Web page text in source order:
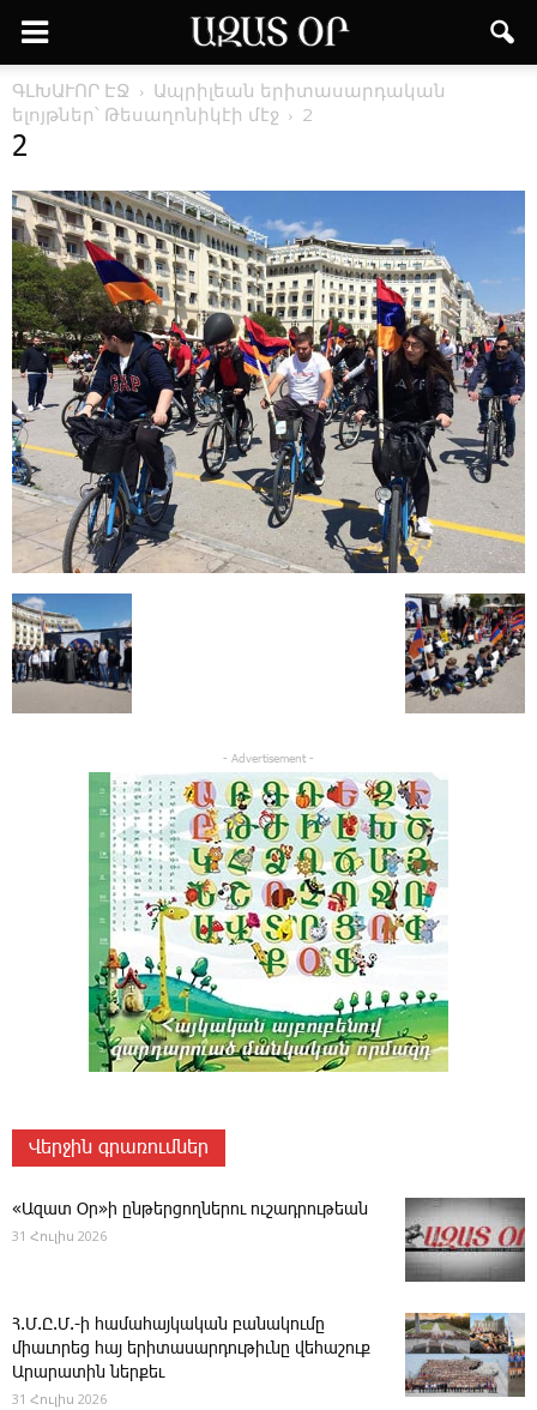
ԳԼԽԱՒՈՐ ԷՋ
Ապրիլեան երիտասարդական
ելոյթներ՝ Թեսաղոնիկէի մէջ
2
2
- Advertisement -
Վերջին գրառումներ
«Ազատ Օր»ի ընթերցողներու ուշադրութեան
31 Հուլիս 2026
Հ.Մ.Ը.Մ.-ի համահայկական բանակումը
միաւորեց հայ երիտասարդութիւնը վեհաշուք
Արարատին ներքեւ
31 Հուլիս 2026